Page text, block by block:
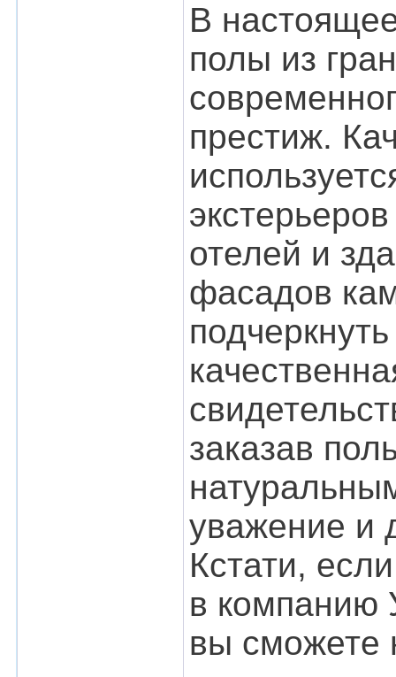
В
полы из
престиж.
отелей и
фасадов
заказав
уважение и
Кстати,
в компанию
вы сможете